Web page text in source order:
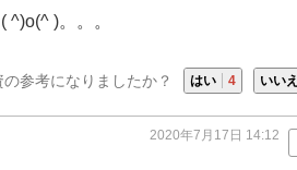
)。。。
の参考になりましたか？ はい 4 いいえ
2020年7月17日 14:12